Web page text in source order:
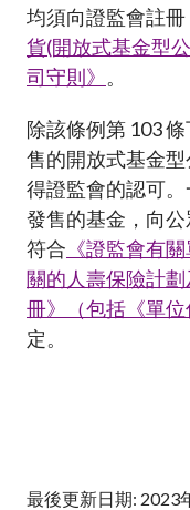
新聞稿及公布
加入本會
均須向證監會註冊
貨(開放式基金型
司守則》 。
除該條例第 103
售的開放式基金
得證監會的認可
發售的基金，向
符合 《證監會有
關的人壽保險計
冊》（包括《單位
定。
最後更新日期: 2023